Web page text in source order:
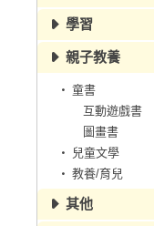
學習
親子教養
童書
互動遊戲書
圖畫書
兒童文學
教養/育兒
其他